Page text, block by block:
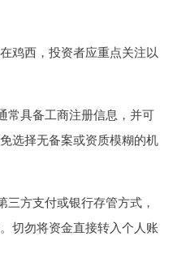
鸡西，投资者应重点关注以
常具备工商注册信息，并可
选择无备案或资质模糊的机
方支付或银行存管方式，
切勿将资金直接转入个人账